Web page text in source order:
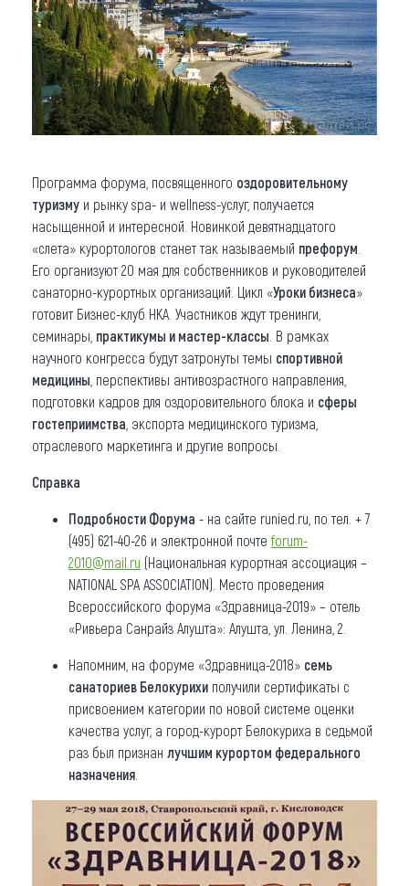
Программа форума, посвященного оздоровительному
туризму и рынку spa- и wellness-услуг, получается
насыщенной и интересной. Новинкой девятнадцатого
«слета» курортологов станет так называемый префорум
Его организуют 20 мая для собственников и руководителей
санаторно-курортных организаций. Цикл «Уроки бизнеса»
готовит Бизнес-клуб НКА. Участников ждут тренинги,
семинары, практикумы и мастер-классы . В рамках
научного конгресса будут затронуты темы спортивной
медицины , перспективы антивозрастного направления,
подготовки кадров для оздоровительного блока и сферы
гостеприимства , экспорта медицинского туризма,
отраслевого маркетинга и другие вопросы.
Справка
Подробности Форума - на сайте runied.ru, по тел. + 7
(495) 621-40-26 и электронной почтеforum-
2010@mail.ru (Национальная курортная ассоциация –
NATIONAL SPA ASSOCIATION). Место проведения
Всероссийского форума «Здравница-2019» – отель
«Ривьера Санрайз Алушта»: Алушта, ул. Ленина, 2.
Напомним, на форуме «Здравница-2018» семь
санаториев Белокурихи получили сертификаты с
присвоением категории по новой системе оценки
качества услуг, а город-курорт Белокуриха в седьмой
раз был признан лучшим курортом федерального
назначения